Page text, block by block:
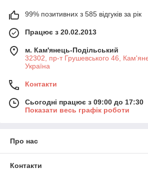
99% позитивних з 585 відгуків за рік
Працює з 20.02.2013
м. Кам'янець-Подільський
32302, пр-т Грушевського 46,
Україна
Контакти
Сьогодні працює з 09:00 до 17:30
Показати весь графік роботи
Про нас
Контакти